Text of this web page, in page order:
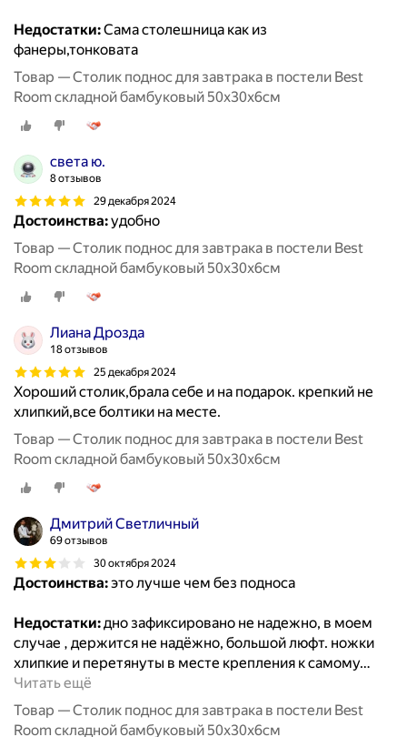
Недостатки:Сама столешница как из
фанеры,тонковата
Товар — Столик поднос для завтрака в постели Best
Room складной бамбуковый 50x30x6см
света ю.
8 отзывов
29 декабря 2024
Достоинства:удобно
Товар — Столик поднос для завтрака в постели Best
Room складной бамбуковый 50x30x6см
Лиана Дрозда
18 отзывов
25 декабря 2024
Хороший столик,брала себе и на подарок. крепкий не
хлипкий,все болтики на месте.
Товар — Столик поднос для завтрака в постели Best
Room складной бамбуковый 50x30x6см
Дмитрий Светличный
69 отзывов
30 октября 2024
Достоинства:это лучше чем без подноса
Недостатки:дно зафиксировано не надежно, в моем
случае , держится не надёжно, большой люфт. ножки
хлипкие и перетянуты в месте крепления к самому…
Читать ещё
Товар — Столик поднос для завтрака в постели Best
Room складной бамбуковый 50x30x6см